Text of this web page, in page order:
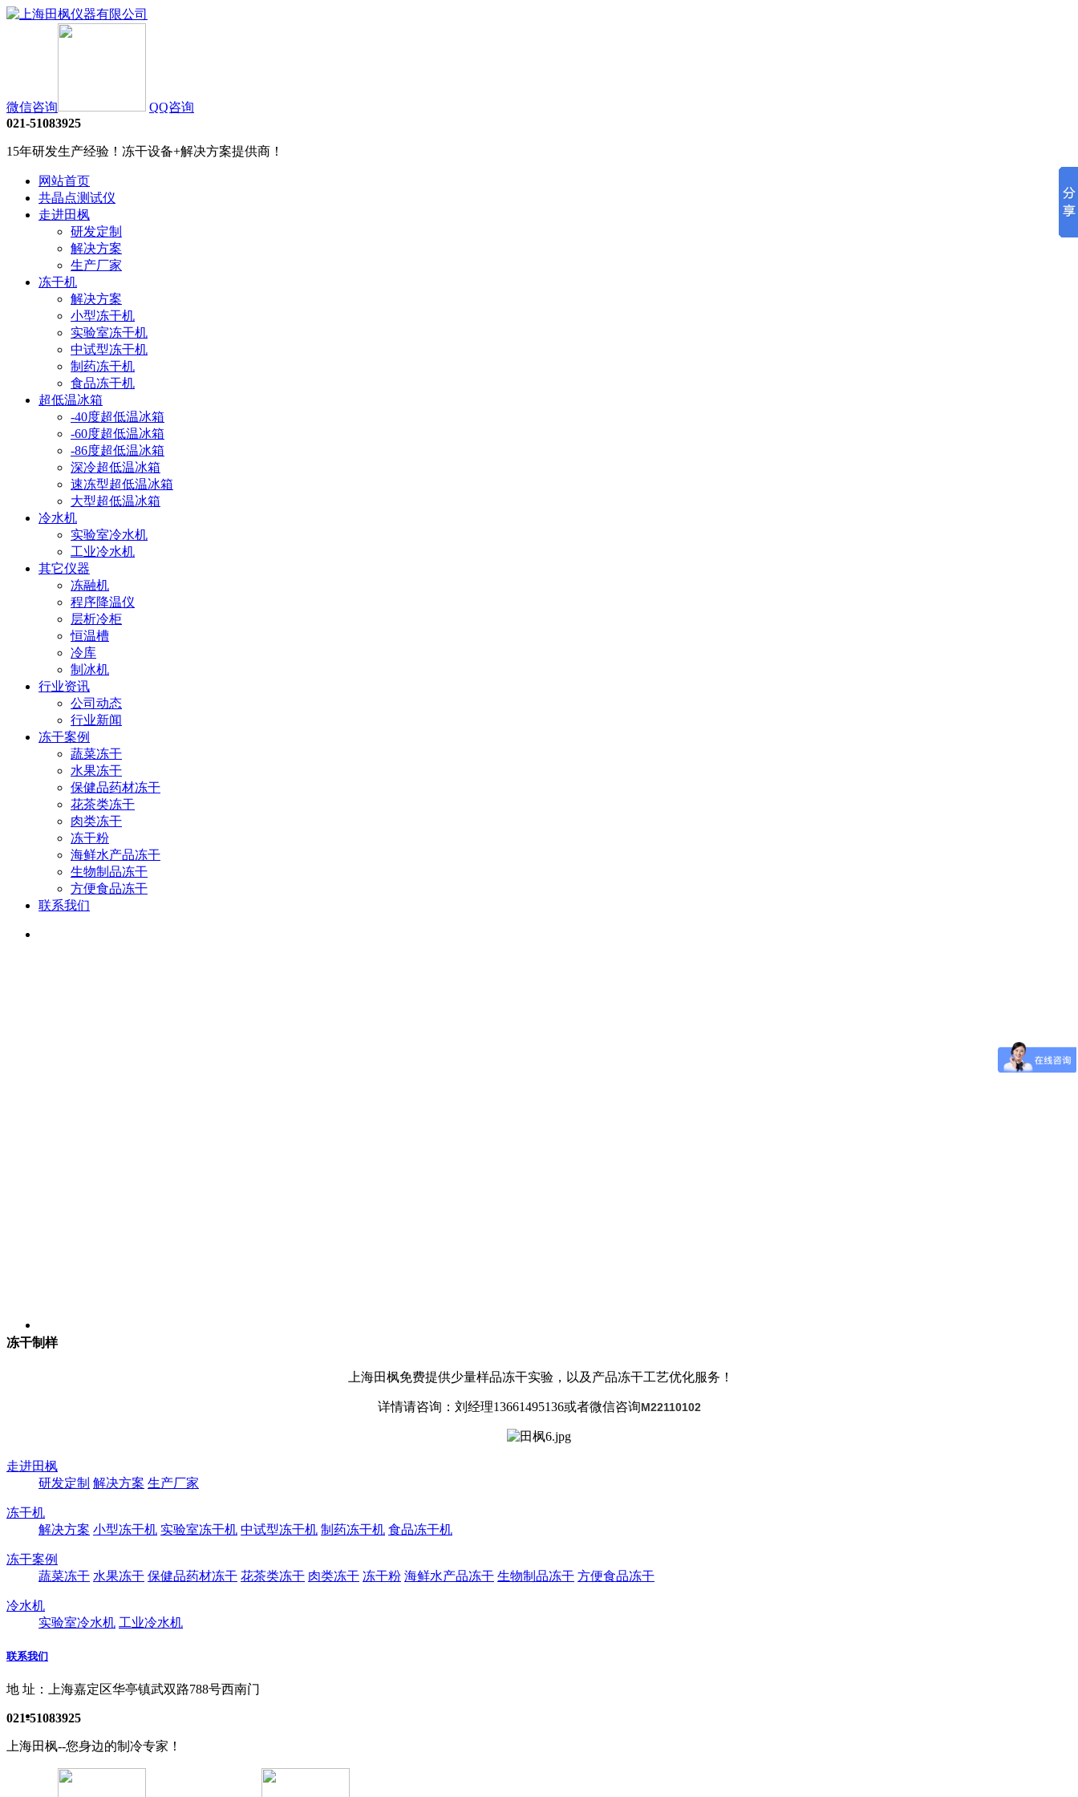
微信咨询
QQ咨询
021-51083925
15年研发生产经验！冻干设备+解决方案提供商！
网站首页
共晶点测试仪
走进田枫
研发定制
解决方案
生产厂家
冻干机
解决方案
小型冻干机
实验室冻干机
中试型冻干机
制药冻干机
食品冻干机
超低温冰箱
-40度超低温冰箱
-60度超低温冰箱
-86度超低温冰箱
深冷超低温冰箱
速冻型超低温冰箱
大型超低温冰箱
冷水机
实验室冷水机
工业冷水机
其它仪器
冻融机
程序降温仪
层析冷柜
恒温槽
冷库
制冰机
行业资讯
公司动态
行业新闻
冻干案例
蔬菜冻干
水果冻干
保健品药材冻干
花茶类冻干
肉类冻干
冻干粉
海鲜水产品冻干
生物制品冻干
方便食品冻干
联系我们
冻干制样
上海田枫免费提供少量样品冻干实验，以及产品冻干工艺优化服务！
详情请咨询：刘经理13661495136或者微信咨询M22110102
走进田枫
研发定制 解决方案 生产厂家
冻干机
解决方案 小型冻干机 实验室冻干机 中试型冻干机 制药冻干机 食品冻干机
冻干案例
蔬菜冻干 水果冻干 保健品药材冻干 花茶类冻干 肉类冻干 冻干粉 海鲜水产品冻干 生物制品冻干 方便食品冻干
冷水机
实验室冷水机 工业冷水机
联系我们
地 址：上海嘉定区华亭镇武双路788号西南门
021-51083925
上海田枫--您身边的制冷专家！